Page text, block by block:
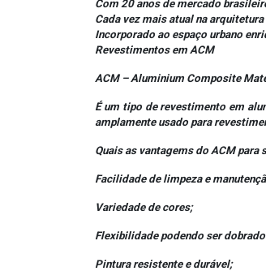
Com 20 anos de mercado
Cada vez mais atual na
Incorporado ao espaço urbano
Revestimentos em ACM
ACM – Aluminium Composite
É um tipo de revestimento em
amplamente usado para
Quais as vantagems do ACM para
Facilidade de limpeza e
Variedade de cores;
Flexibilidade podendo ser
Pintura resistente e durável;